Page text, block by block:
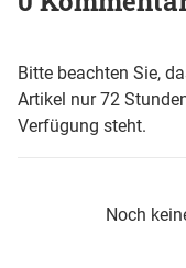
Bitte beachten Sie,
Artikel nur 72
Verfügung steht.
Noch